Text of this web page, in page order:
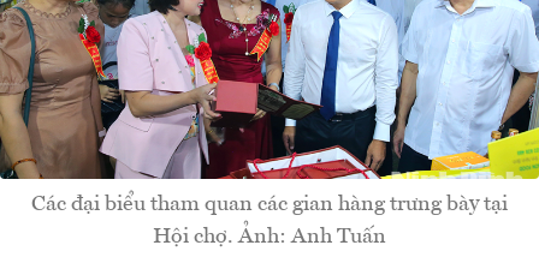
Các đại biểu tham quan các gian hàng trưng bày tại
Hội chợ. Ảnh: Anh Tuấn